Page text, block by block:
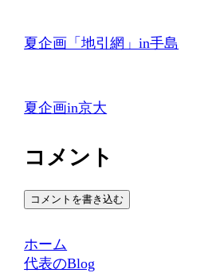
夏企画「地引網」in手島
夏企画in京大
コメント
コメントを書き込む
ホーム
代表のBlog